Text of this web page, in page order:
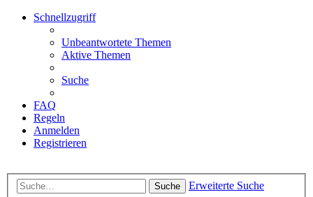
Schnellzugriff
Unbeantwortete Themen
Aktive Themen
Suche
FAQ
Regeln
Anmelden
Registrieren
Suche Erweiterte Suche